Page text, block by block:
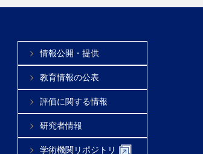
情報公開・提供
教育情報の公表
評価に関する情報
研究者情報
学術機関リポジトリ